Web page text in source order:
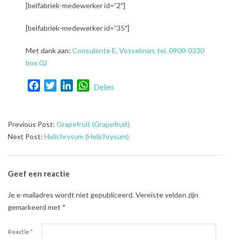
[belfabriek-medewerker id=”2″]
[belfabriek-medewerker id=”35″]
Met dank aan: Consulente E. Vosselman, tel. 0900-0330
box 02
FacebookTwitterLinkedInWhatsApp
Delen
2021-
07-
Previous Post: Grapefruit (Grapefruit)
Next Post: Helichrysum (Helichrysum)
Geef een reactie
Je e-mailadres wordt niet gepubliceerd.Vereiste velden zijn
gemarkeerd met *
Reactie*